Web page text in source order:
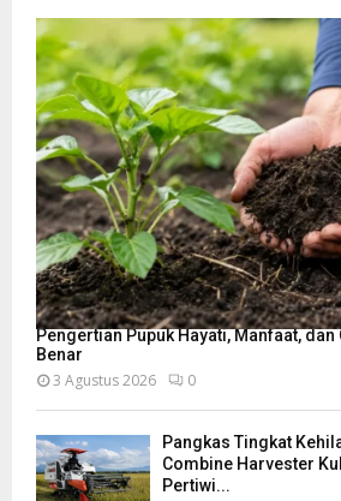
Pengertian Pupuk Hayati, Manfaat,
Benar
3 Agustus 2026 0
Pangkas Tingkat
Combine Harvester
Pertiwi...